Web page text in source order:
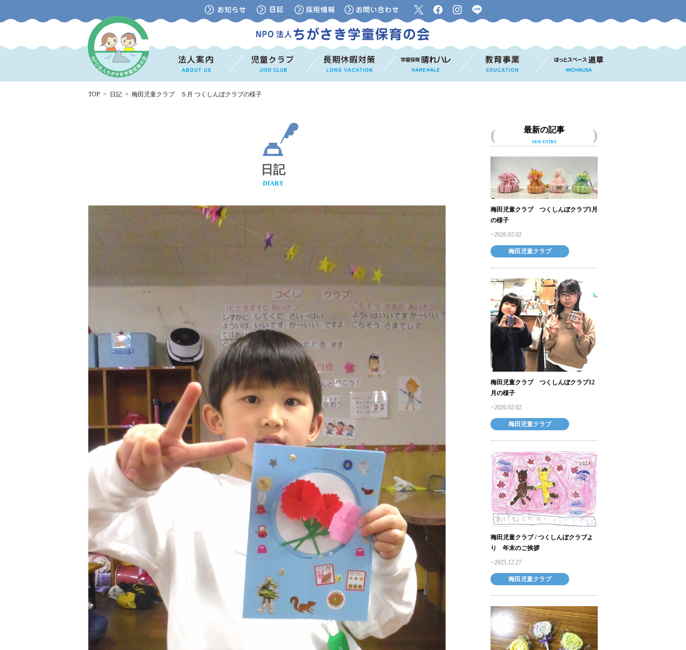
TOP > 日記 > 梅田児童クラブ ５月 つくしんぼクラブの様子
日記
DIARY
最新の記事
NEW ENTRY
梅田児童クラブ つくしんぼクラブ1月
の様子
2026.02.02
梅田児童クラブ
梅田児童クラブ つくしんぼクラブ12
月の様子
2026.02.02
梅田児童クラブ
梅田児童クラブ / つくしんぼクラブよ
り 年末のご挨拶
2025.12.27
梅田児童クラブ